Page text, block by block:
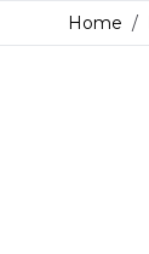
Home /